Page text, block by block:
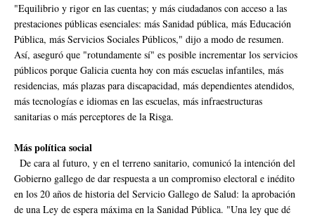
"Equilibrio y rigor en las cuentas; y más ciudadanos con acceso a las
prestaciones públicas esenciales: más Sanidad pública, más Educación
Pública, más Servicios Sociales Públicos," dijo a modo de resumen.
Así, aseguró que "rotundamente sí" es posible incrementar los servicios
públicos porque Galicia cuenta hoy con más escuelas infantiles, más
residencias, más plazas para discapacidad, más dependientes atendidos,
más tecnologías e idiomas en las escuelas, más infraestructuras
sanitarias o más perceptores de la Risga.
Más política social
De cara al futuro, y en el terreno sanitario, comunicó la intención del
Gobierno gallego de dar respuesta a un compromiso electoral e inédito
en los 20 años de historia del Servicio Gallego de Salud: la aprobación
de una Ley de espera máxima en la Sanidad Pública. "Una ley que dé